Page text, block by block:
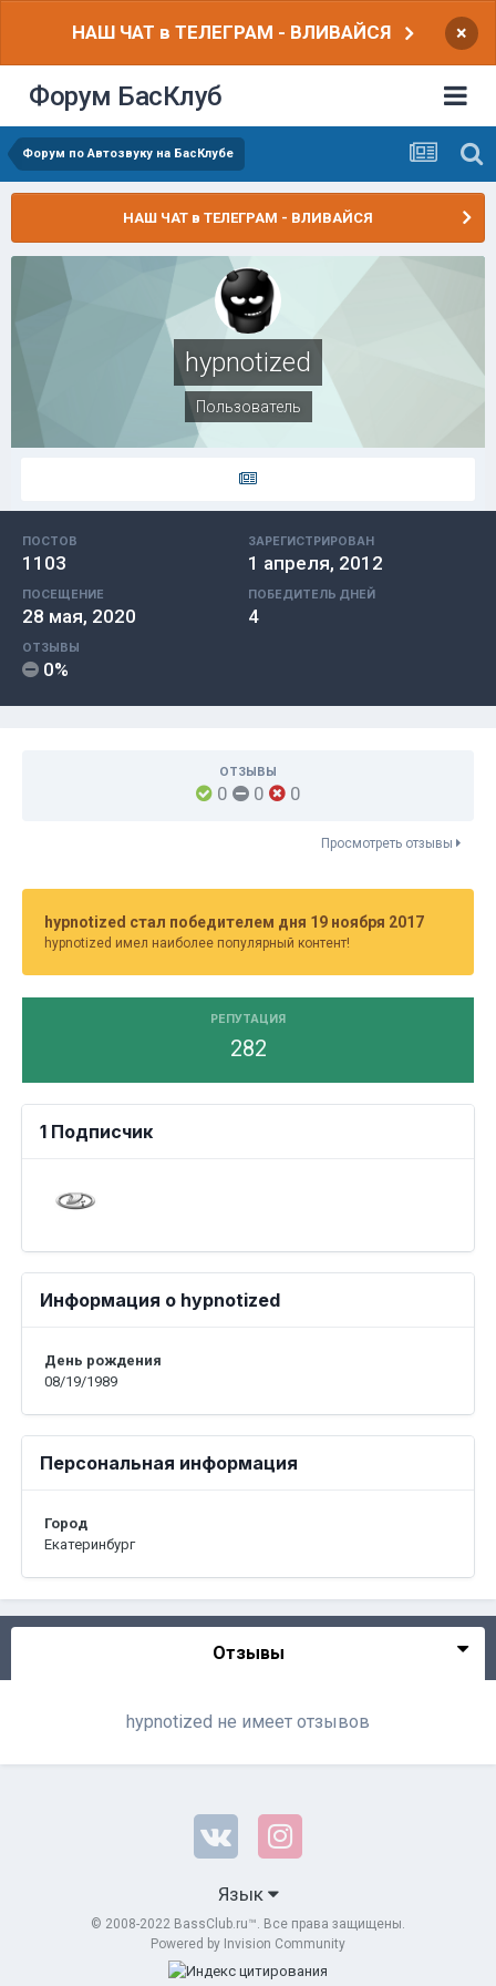
НАШ ЧАТ в ТЕЛЕГРАМ - ВЛИВАЙСЯ ×
Форум БасКлуб
Форум по Автозвуку на БасКлубе
НАШ ЧАТ в ТЕЛЕГРАМ - ВЛИВАЙСЯ
hypnotized
Пользователь
ПОСТОВ
1103
ЗАРЕГИСТРИРОВАН
1 апреля, 2012
ПОСЕЩЕНИЕ
28 мая, 2020
ПОБЕДИТЕЛЬ ДНЕЙ
4
ОТЗЫВЫ
0%
ОТЗЫВЫ
0 0 0
Просмотреть отзывы
hypnotized стал победителем дня 19 ноября 2017
hypnotized имел наиболее популярный контент!
РЕПУТАЦИЯ
282
1 Подписчик
Информация о hypnotized
День рождения
08/19/1989
Персональная информация
Город
Екатеринбург
Отзывы
hypnotized не имеет отзывов
Язык
© 2008-2022 BassClub.ru™. Все права защищены.
Powered by Invision Community